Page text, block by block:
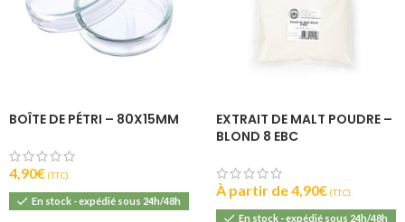
BOÎTE DE PÉTRI – 80X15MM
4,90€ (T.T.C).
En stock - expédié sous 24h/48h
EXTRAIT DE MALT POUDRE –
BLOND 8 EBC
À partir de4,90€ (T.T.C).
En stock - expédié sous 24h/48h